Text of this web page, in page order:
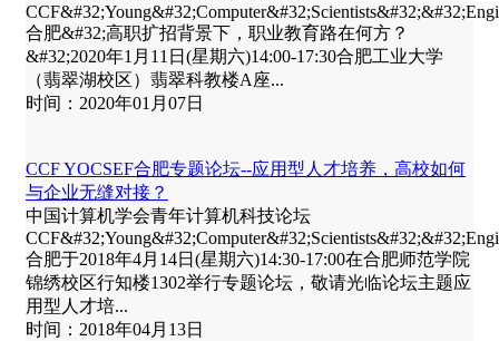
合肥&#32;高职扩招背景下，职业教育路在何方？
&#32;2020年1月11日(星期六)14:00-17:30合肥工业大学
（翡翠湖校区）翡翠科教楼A座...
时间：2020年01月07日
CCF YOCSEF合肥专题论坛--应用型人才培养，高校如何
与企业无缝对接？
中国计算机学会青年计算机科技论坛
合肥于2018年4月14日(星期六)14:30-17:00在合肥师范学院
锦绣校区行知楼1302举行专题论坛，敬请光临论坛主题应
用型人才培...
时间：2018年04月13日